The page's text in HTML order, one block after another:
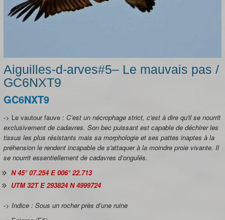
Aiguilles-d-arves#5– Le mauvais pas /
GC6NXT9
GC6NXT9
-> Le vautour fauve : C’est un nécrophage strict, c'est à dire qu'il se nourrit
exclusivement de cadavres. Son bec puissant est capable de déchirer les
tissus les plus résistants mais sa morphologie et ses pattes inaptes à la
préhension le rendent incapable de s'attaquer à la moindre proie vivante. Il
se nourrit essentiellement de cadavres d’ongulés.
N 45° 07.254 E 006° 22.713
UTM 32T E 293824 N 4999724
-> Indice : Sous un rocher près d’une ruine